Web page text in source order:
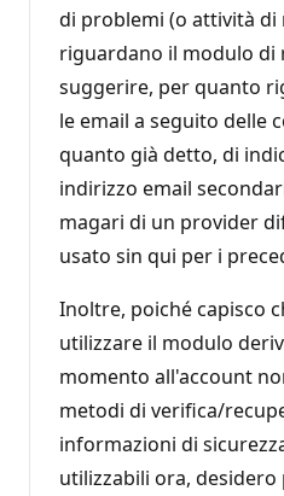
di problemi (o attività di
riguardano il modulo di
suggerire, per quanto
le email a seguito delle
quanto già detto, di
indirizzo email
magari di un provider
usato sin qui per i
Inoltre, poiché capisco
utilizzare il modulo
momento all'account
metodi di verifica/
informazioni di
utilizzabili ora, desidero